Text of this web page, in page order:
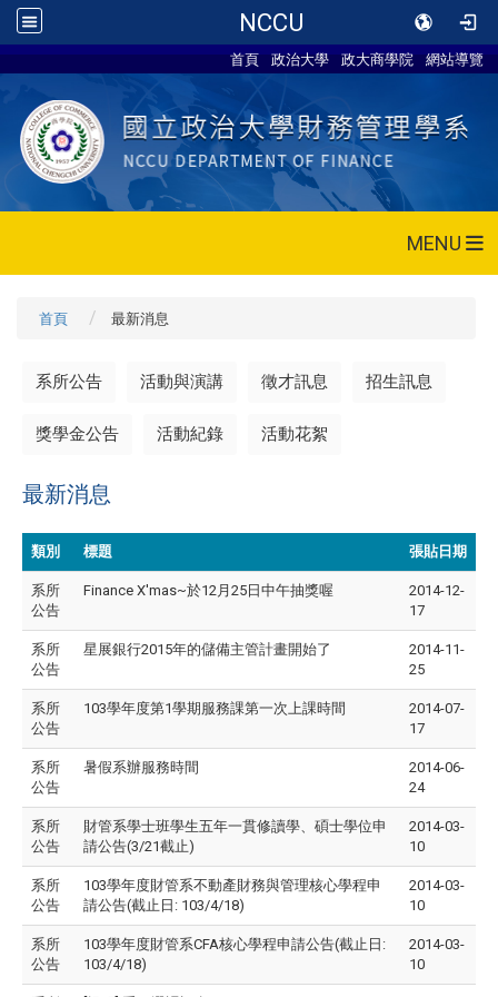
NCCU
首頁 政治大學 政大商學院 網站導覽
MENU
首頁 最新消息
系所公告 活動與演講 徵才訊息 招生訊息
獎學金公告 活動紀錄 活動花絮
最新消息
類別 標題 張貼日期
系所
公告
Finance X'mas~於12月25日中午抽獎喔
2014-12-
17
系所
公告
星展銀行2015年的儲備主管計畫開始了
2014-11-
25
系所
公告
103學年度第1學期服務課第一次上課時間
2014-07-
17
系所
公告
暑假系辦服務時間
2014-06-
24
系所
公告
財管系學士班學生五年一貫修讀學、碩士學位申
請公告(3/21截止)
2014-03-
10
系所
公告
103學年度財管系不動產財務與管理核心學程申
請公告(截止日: 103/4/18)
2014-03-
10
系所
公告
103學年度財管系CFA核心學程申請公告(截止日:
103/4/18)
2014-03-
10